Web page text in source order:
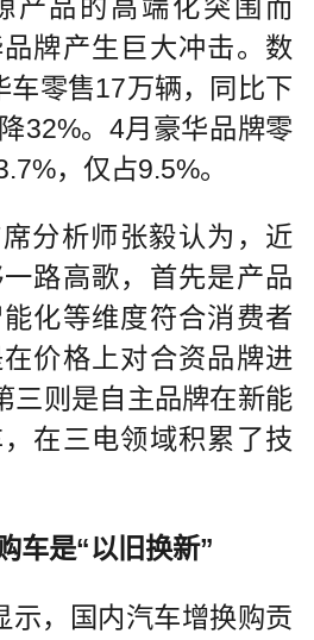
产品的高端化突围而
牌产生巨大冲击。数
车零售17万辆，同比下
32%。4月豪华品牌零
，仅占9.5%。
分析师张毅认为，近
路高歌，首先是产品
化等维度符合消费者
价格上对合资品牌进
三则是自主品牌在新能
在三电领域积累了技
车是“以旧换新”
示，国内汽车增换购贡